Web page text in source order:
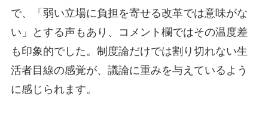
で、「弱い立場に負担を寄せる改革では意味がな
い」とする声もあり、コメント欄ではその温度差
も印象的でした。制度論だけでは割り切れない生
活者目線の感覚が、議論に重みを与えているよう
に感じられます。